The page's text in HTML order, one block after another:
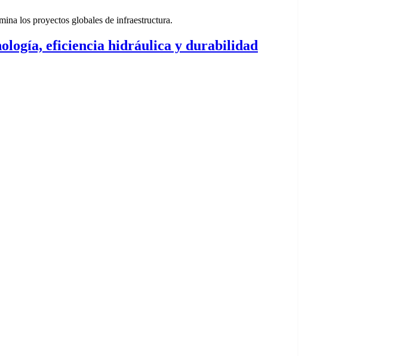
los proyectos globales de infraestructura.
eficiencia hidráulica y durabilidad